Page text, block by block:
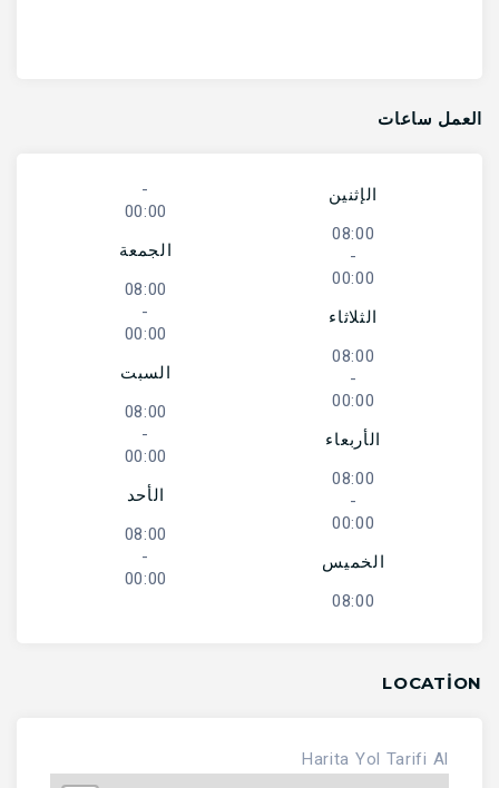
العمل ساعات
الإثنين
08:00
-
00:00
الثلاثاء
08:00
-
00:00
الأربعاء
08:00
-
00:00
الخميس
08:00
-
00:00
الجمعة
08:00
-
00:00
السبت
08:00
-
00:00
الأحد
08:00
-
00:00
LOCATION
Harita Yol Tarifi Al